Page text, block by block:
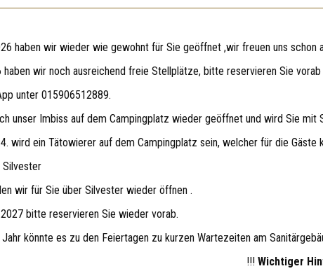
haben wir wieder wie gewohnt für Sie geöffnet ,wir freuen uns schon
wir noch ausreichend freie Stellplätze, bitte reservieren Sie vorab
unter 015906512889.
unser Imbiss auf dem Campingplatz wieder geöffnet und wird Sie mit
wird ein Tätowierer auf dem Campingplatz sein, welcher für die
Silvester
wir für Sie über Silvester wieder öffnen .
bitte reservieren Sie wieder vorab.
könnte es zu den Feiertagen zu kurzen Wartezeiten am
!!! Wichtiger